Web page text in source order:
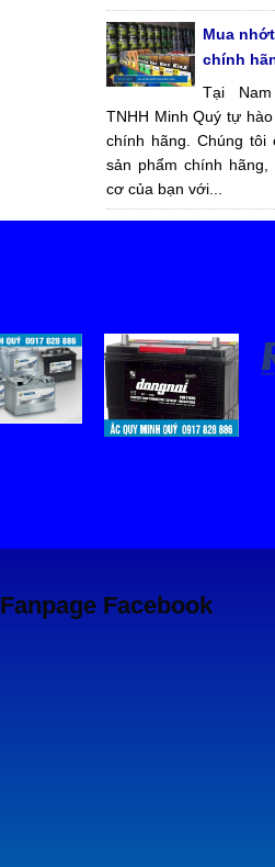
Mua
chính
Tại
TNHH Minh Quý tự
chính hãng. Chúng tôi
sản phẩm chính hãng,
cơ của bạn với...
Fanpage Facebook